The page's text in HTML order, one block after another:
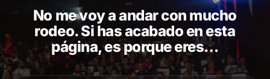
No me voy a andar con mucho
rodeo. Si has acabado en esta
página, es porque eres…